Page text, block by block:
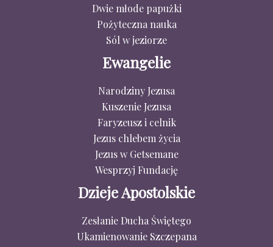
Dwie młode papużki
Pożyteczna nauka
Sól w jeziorze
Ewangelie
Narodziny Jezusa
Kuszenie Jezusa
Faryzeusz i celnik
Jezus chlebem życia
Jezus w Getsemane
Wesprzyj Fundację
Dzieje Apostolskie
Zesłanie Ducha Świętego
Ukamienowanie Szczepana